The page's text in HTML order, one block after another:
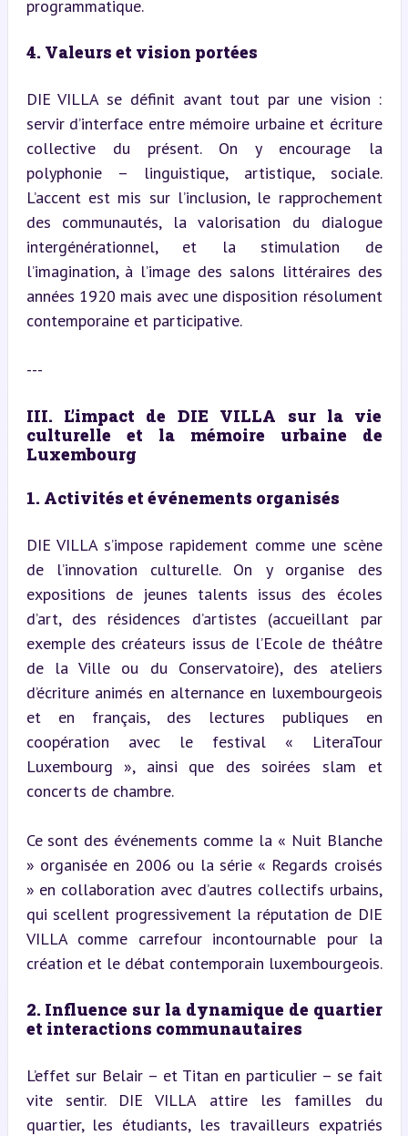
programmatique.
4. Valeurs et vision portées
DIE VILLA se définit avant tout par une vision :
servir d’interface entre mémoire urbaine et écriture
collective du présent. On y encourage la
polyphonie – linguistique, artistique, sociale.
L’accent est mis sur l’inclusion, le rapprochement
des communautés, la valorisation du dialogue
intergénérationnel, et la stimulation de
l’imagination, à l’image des salons littéraires des
années 1920 mais avec une disposition résolument
contemporaine et participative.
---
III. L’impact de DIE VILLA sur la vie
culturelle et la mémoire urbaine de
Luxembourg
1. Activités et événements organisés
DIE VILLA s’impose rapidement comme une scène
de l’innovation culturelle. On y organise des
expositions de jeunes talents issus des écoles
d’art, des résidences d’artistes (accueillant par
exemple des créateurs issus de l’Ecole de théâtre
de la Ville ou du Conservatoire), des ateliers
d’écriture animés en alternance en luxembourgeois
et en français, des lectures publiques en
coopération avec le festival « LiteraTour
Luxembourg », ainsi que des soirées slam et
concerts de chambre.
Ce sont des événements comme la « Nuit Blanche
» organisée en 2006 ou la série « Regards croisés
» en collaboration avec d’autres collectifs urbains,
qui scellent progressivement la réputation de DIE
VILLA comme carrefour incontournable pour la
création et le débat contemporain luxembourgeois.
2. Influence sur la dynamique de quartier
et interactions communautaires
L’effet sur Belair – et Titan en particulier – se fait
vite sentir. DIE VILLA attire les familles du
quartier, les étudiants, les travailleurs expatriés